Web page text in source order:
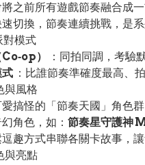
之前所有遊戲節奏融合成一
切換，節奏連續挑戰，是
對模式
）
：同拍同調，考驗
：比誰節奏準確度最高、拍
與風格
搞怪的「節奏天國」角色群
角色，如： 節奏星守護神
趣方式串聯各關卡故事，讓
與亮點